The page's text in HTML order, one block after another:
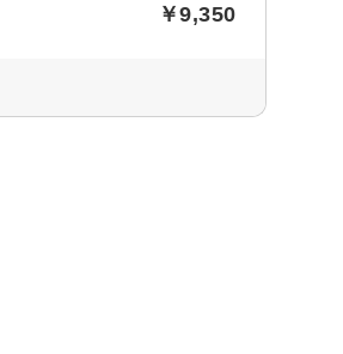
￥9,350